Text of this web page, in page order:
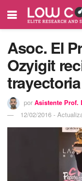
Asoc. El
Ozyigit
por Asistente Prof.
12/02/2016 -